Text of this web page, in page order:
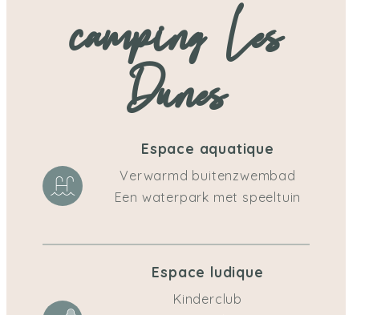
camping Les
Dunes
Espace aquatique
Verwarmd buitenzwembad
Een waterpark met speeltuin
Espace ludique
Kinderclub